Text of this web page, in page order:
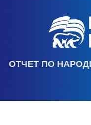
ОТЧЕТ ПО